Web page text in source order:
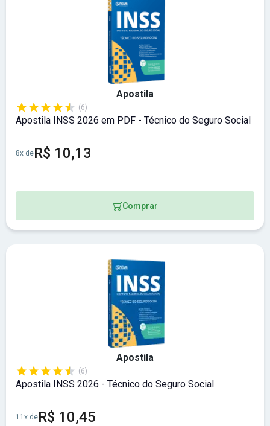
Apostila
(6)
Apostila INSS 2026 em PDF - Técnico do Seguro Social
8x deR$ 10,13
Comprar
Apostila
(6)
Apostila INSS 2026 - Técnico do Seguro Social
11x deR$ 10,45